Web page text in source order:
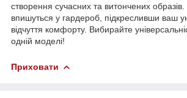
створення сучасних та витончених
впишуться у гардероб, підкресливши ваш
відчуття комфорту. Вибирайте
одній моделі!
Приховати